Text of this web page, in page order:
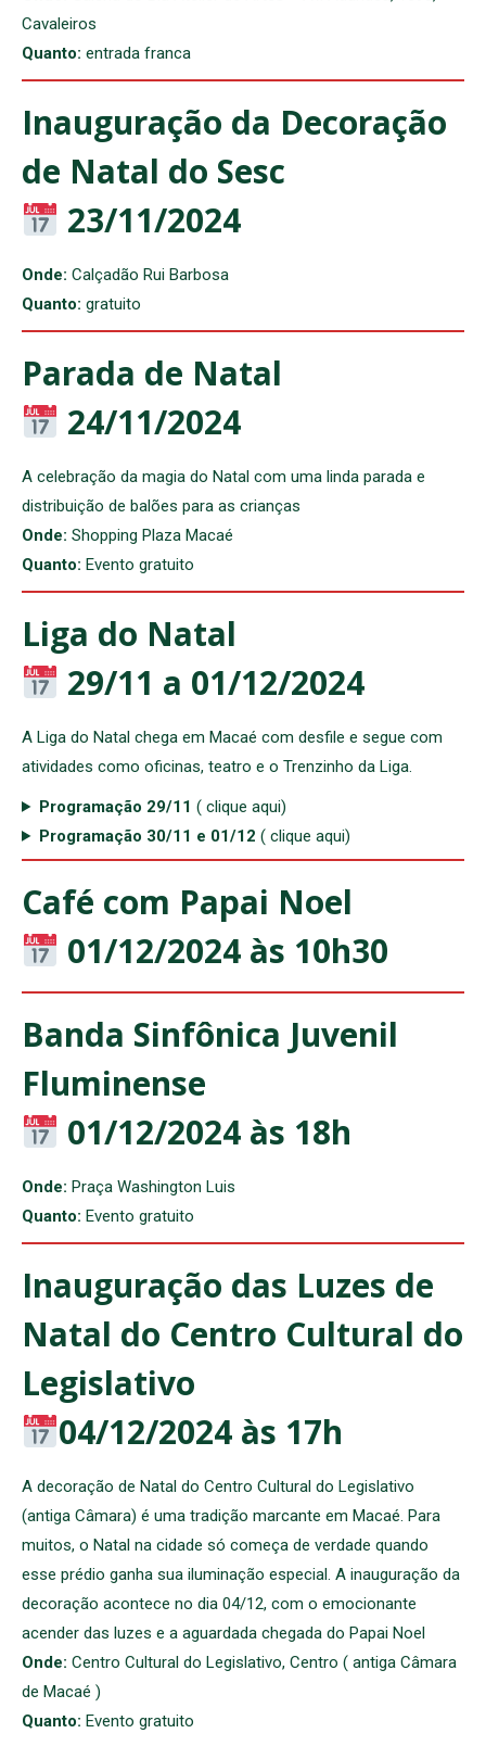
Cavaleiros
Quanto: entrada franca
Inauguração da Decoração
de Natal do Sesc
23/11/2024
Onde: Calçadão Rui Barbosa
Quanto: gratuito
Parada de Natal
24/11/2024
A celebração da magia do Natal com uma linda parada e
distribuição de balões para as crianças
Onde: Shopping Plaza Macaé
Quanto: Evento gratuito
Liga do Natal
29/11 a 01/12/2024
A Liga do Natal chega em Macaé com desfile e segue com
atividades como oficinas, teatro e o Trenzinho da Liga.
Programação 29/11 ( clique aqui)
Programação 30/11 e 01/12 ( clique aqui)
Café com Papai Noel
01/12/2024 às 10h30
Banda Sinfônica Juvenil
Fluminense
01/12/2024 às 18h
Onde: Praça Washington Luis
Quanto: Evento gratuito
Inauguração das Luzes de
Natal do Centro Cultural do
Legislativo
04/12/2024 às 17h
A decoração de Natal do Centro Cultural do Legislativo
(antiga Câmara) é uma tradição marcante em Macaé. Para
muitos, o Natal na cidade só começa de verdade quando
esse prédio ganha sua iluminação especial. A inauguração da
decoração acontece no dia 04/12, com o emocionante
acender das luzes e a aguardada chegada do Papai Noel
Onde: Centro Cultural do Legislativo, Centro ( antiga Câmara
de Macaé )
Quanto: Evento gratuito